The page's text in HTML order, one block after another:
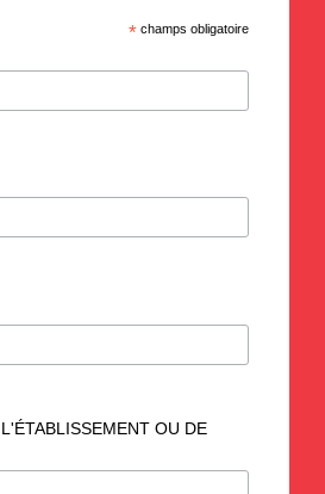
* champs obligatoire
OU DE